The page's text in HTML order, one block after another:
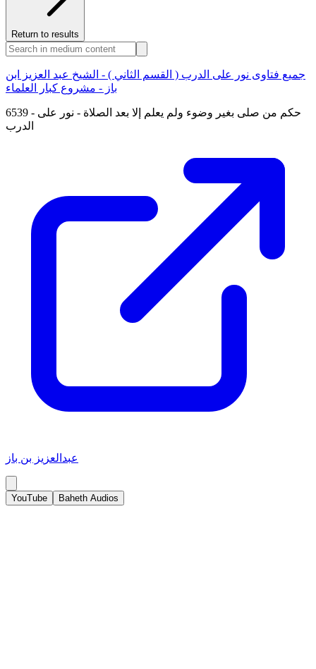
Return to results
جميع فتاوى نور على الدرب ( القسم الثاني ) - الشيخ عبد العزيز ابن
باز - مشروع كبار العلماء
6539 - حكم من صلى بغير وضوء ولم يعلم إلا بعد الصلاة - نور على
الدرب
عبدالعزيز بن باز
YouTube Baheth Audios